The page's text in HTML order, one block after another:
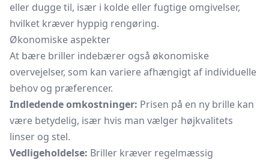
eller dugge til, især i kolde eller fugtige omgivelser,
hvilket kræver hyppig rengøring.
Økonomiske aspekter
At bære briller indebærer også økonomiske
overvejelser, som kan variere afhængigt af individuelle
behov og præferencer.
Indledende omkostninger: Prisen på en ny brille kan
være betydelig, især hvis man vælger højkvalitets
linser og stel.
Vedligeholdelse: Briller kræver regelmæssig